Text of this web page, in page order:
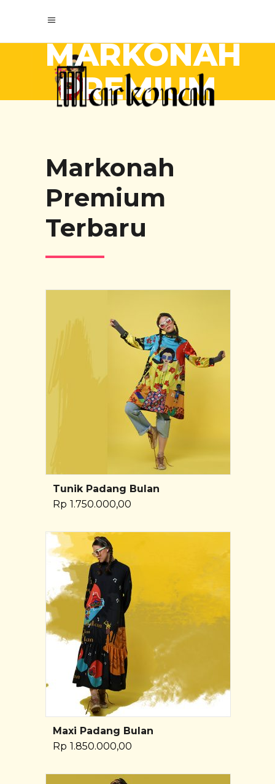
MARKONAH
PREMIUM
Markonah
Premium
Terbaru
Pilih Opsi
Tunik Padang Bulan
Rp 1.750.000,00
Pilih Opsi
Maxi Padang Bulan
Rp 1.850.000,00